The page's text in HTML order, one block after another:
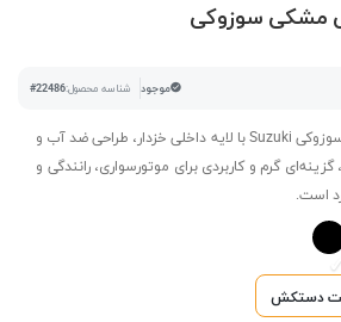
مشکی سوزوکی
موجود شناسه محصول:#22486
دستکش زمستانی مشکی سوزوکی Suzuki با لایه داخلی خزدار، طراحی ضد آب و
گرم و کاربردی برای موتورسواری، رانندگی و
است.
دستکش